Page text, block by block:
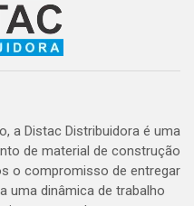
a Distac Distribuidora é uma
de material de construção
o compromisso de entregar
uma dinâmica de trabalho